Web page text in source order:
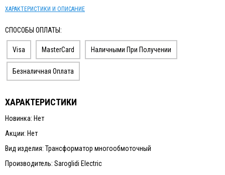
ХАРАКТЕРИСТИКИ И ОПИСАНИЕ
СПОСОБЫ ОПЛАТЫ:
Visa MasterCard Наличными При Получении
Безналичная Оплата
ХАРАКТЕРИСТИКИ
Новинка: Нет
Акции: Нет
Вид изделия: Трансформатор многообмоточный
Производитель: Saroglidi Electric